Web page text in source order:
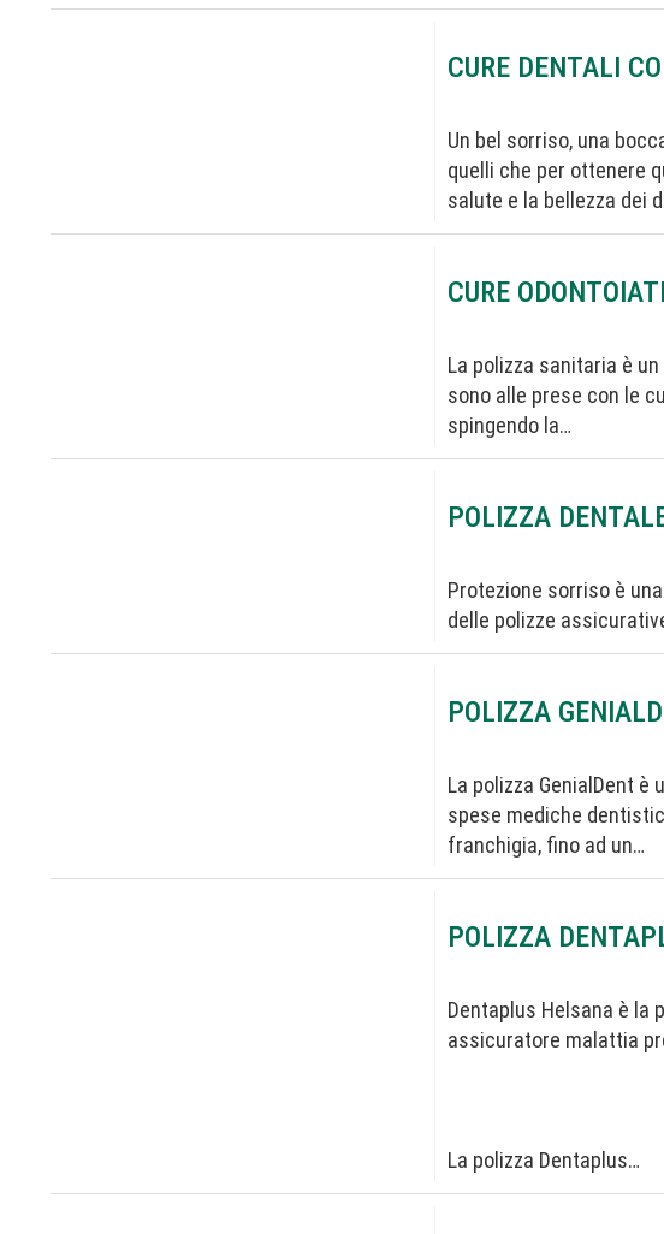
CURE DENTALI
Un bel sorriso, una
quelli che per ottenere
salute e la bellezza dei
CURE
La polizza sanitaria è
sono alle prese con le
spingendo la…
POLIZZA
Protezione sorriso è
delle polizze
POLIZZA
La polizza GenialDent
spese mediche
franchigia, fino ad un…
POLIZZA
Dentaplus Helsana è la
assicuratore malattia
La polizza Dentaplus…